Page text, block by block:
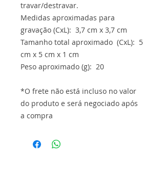
travar/destravar.
Medidas aproximadas para
gravação (CxL): 3,7 cm x 3,7 cm
Tamanho total aproximado (CxL): 5
cm x 5 cm x 1 cm
Peso aproximado (g): 20
*O frete não está incluso no valor
do produto e será negociado após
a compra